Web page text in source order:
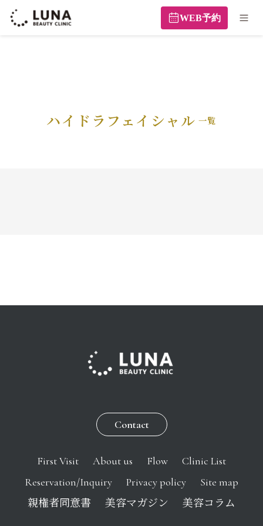
WEB予約
ハイドラフェイシャル
Contact
First Visit About us Flow
Clinic List
Reservation/Inquiry
Privacy policy
Site map
親権者同意書
美容マガジン 美容コラム